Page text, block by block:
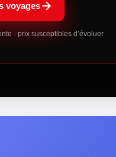
voyages
· prix susceptibles d’évoluer